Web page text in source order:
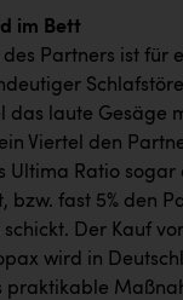
im Bett
des Partners ist für
das laute Gesäge
Viertel den
Ultima Ratio sogar
bzw. fast 5% den
Der Kauf
wird in
praktikable